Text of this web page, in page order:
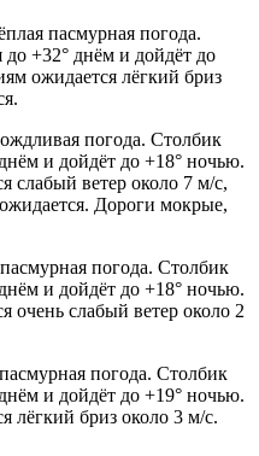
пасмурная погода.
+32° днём и дойдёт до
ожидается лёгкий бриз
погода. Столбик
и дойдёт до +18° ночью.
слабый ветер около 7 м/с,
Дороги мокрые,
погода. Столбик
и дойдёт до +18° ночью.
очень слабый ветер около 2
погода. Столбик
и дойдёт до +19° ночью.
лёгкий бриз около 3 м/с.